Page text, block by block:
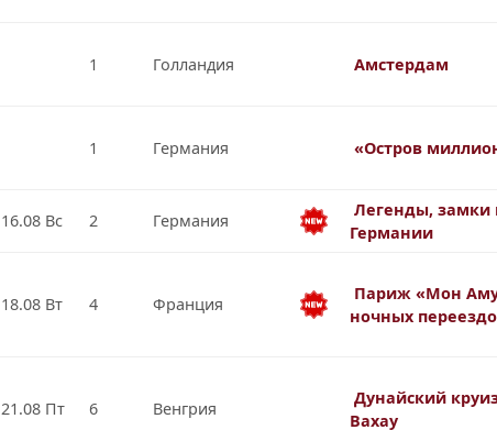
1 Голландия Амстердам
1 Германия «Остров
16.08 Вс 2 Германия
Легенды, замки
Германии
18.08 Вт 4 Франция
Париж «Мон
ночных
21.08 Пт 6 Венгрия
Дунайский
Вахау